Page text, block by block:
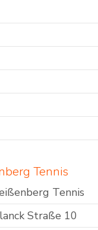
Tennis
Tennis
Straße 10